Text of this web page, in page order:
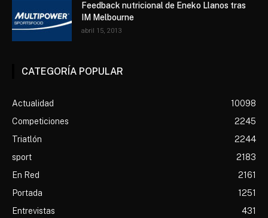
Feedback nutricional de Eneko Llanos tras
IM Melbourne
abril 15, 2013
CATEGORÍA POPULAR
Actualidad
10098
Competiciones
2245
Triatlón
2244
sport
2183
En Red
2161
Portada
1251
Entrevistas
431